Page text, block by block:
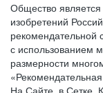
Общество
изобретений
рекомендательной
с использованием
размерности
На Сайте, в Сетке,